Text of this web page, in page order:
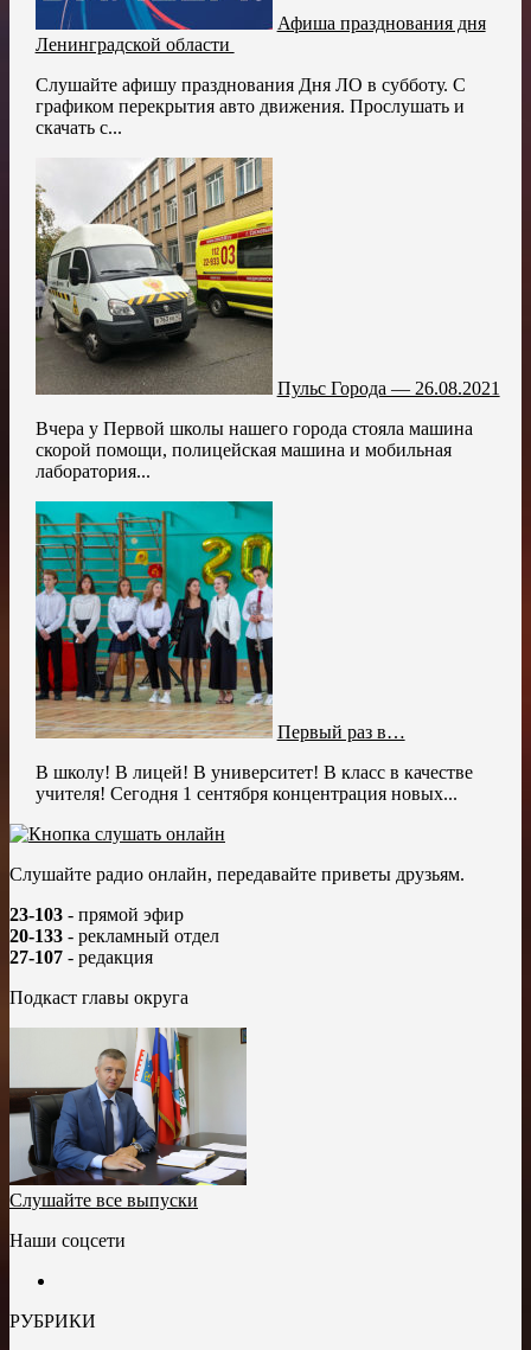
Афиша празднования дня
Ленинградской области
Слушайте афишу празднования Дня ЛО в субботу. С
графиком перекрытия авто движения. Прослушать и
скачать с...
Пульс Города — 26.08.2021
Вчера у Первой школы нашего города стояла машина
скорой помощи, полицейская машина и мобильная
лаборатория...
Первый раз в…
В школу! В лицей! В университет! В класс в качестве
учителя! Сегодня 1 сентября концентрация новых...
Слушайте радио онлайн, передавайте приветы друзьям.
23-103 - прямой эфир
20-133 - рекламный отдел
27-107 - редакция
Подкаст главы округа
Слушайте все выпуски
Наши соцсети
РУБРИКИ